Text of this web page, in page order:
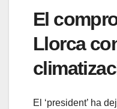
El
Llorca
El ‘president’ ha